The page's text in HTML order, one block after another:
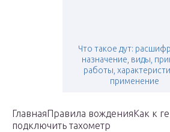
Что такое дут:
назначение, виды,
работы,
применение
ГлавнаяПравила вожденияКак к
подключить тахометр